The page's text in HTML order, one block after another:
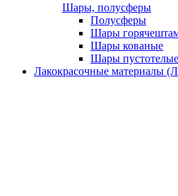
Шары, полусферы
Полусферы
Шары
Шары кованые
Шары пустотелые
Лакокрасочные материалы